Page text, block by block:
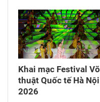
Khai mạc Festival Võ
thuật Quốc tế Hà Nội
2026